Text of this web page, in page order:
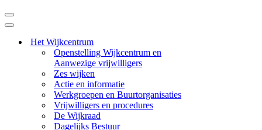
Navigatie
Menu
Navigatie
Het Wijkcentrum
Openstelling Wijkcentrum en
Aanwezige vrijwilligers
Zes wijken
Actie en informatie
Werkgroepen en Buurtorganisaties
Vrijwilligers en procedures
De Wijkraad
Dagelijks Bestuur